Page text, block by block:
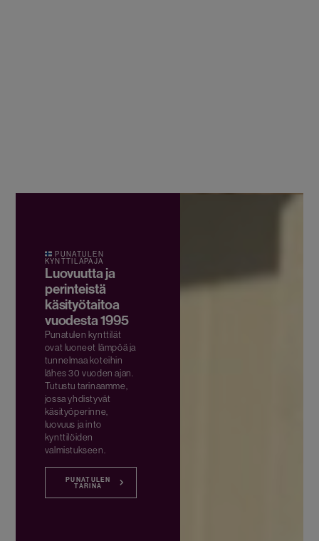
PUNATULEN
KYNTTILÄPAJA
Luovuutta ja
perinteistä
käsityötaitoa
vuodesta 1995
Punatulen kynttilät
ovat luoneet lämpöä ja
tunnelmaa koteihin
lähes 30 vuoden ajan.
Tutustu tarinaamme,
jossa yhdistyvät
käsityöperinne,
luovuus ja into
kynttilöiden
valmistukseen.
PUNATULEN
TARINA